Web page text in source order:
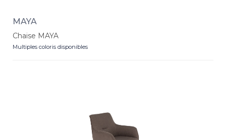
MAYA
Chaise MAYA
Multiples coloris disponibles